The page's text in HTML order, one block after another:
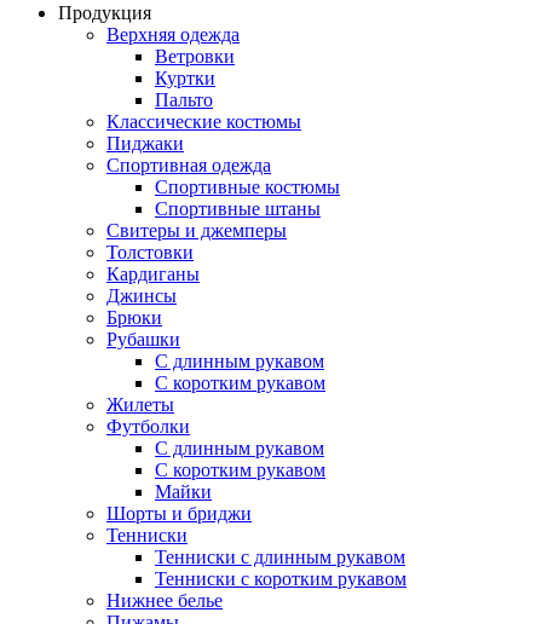
Продукция
Верхняя одежда
Ветровки
Куртки
Пальто
Классические костюмы
Пиджаки
Спортивная одежда
Спортивные костюмы
Спортивные штаны
Свитеры и джемперы
Толстовки
Кардиганы
Джинсы
Брюки
Рубашки
С длинным рукавом
С коротким рукавом
Жилеты
Футболки
С длинным рукавом
С коротким рукавом
Майки
Шорты и бриджи
Тенниски
Тенниски с длинным рукавом
Тенниски с коротким рукавом
Нижнее белье